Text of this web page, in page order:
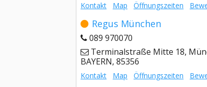
Kontakt Map Öffnungszeiten
Regus München
089 970070
Terminalstraße Mitte 18,
BAYERN, 85356
Kontakt Map Öffnungszeiten